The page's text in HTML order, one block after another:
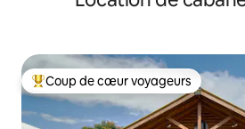
Coups de cœur voyageurs les plus
Coup de cœur voyageurs